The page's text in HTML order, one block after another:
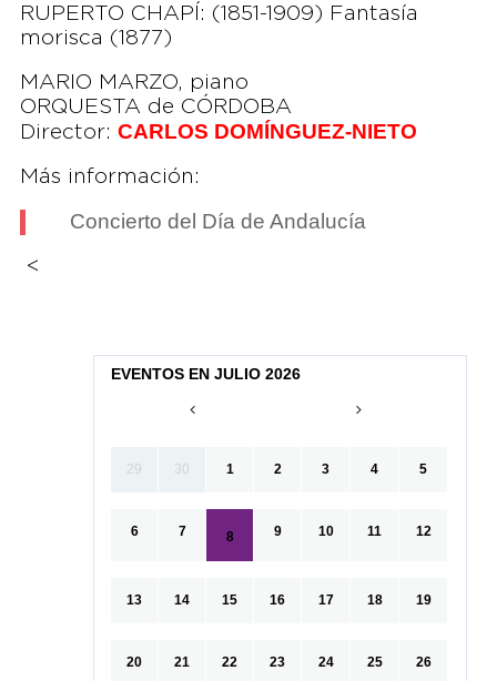
RUPERTO CHAPÍ: (1851-1909) Fantasía
morisca (1877)
MARIO MARZO, piano
ORQUESTA de CÓRDOBA
Director: CARLOS DOMÍNGUEZ-NIETO
Más información:
Concierto del Día de Andalucía
<
EVENTOS EN JULIO 2026
29 30 1 2 3 4 5
6 7 8 9 10 11 12
13 14 15 16 17 18 19
20 21 22 23 24 25 26